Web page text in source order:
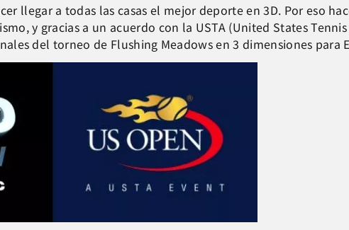
llegar a todas las casas el mejor deporte en 3D. Por eso
y gracias a un acuerdo con la USTA (United States
del torneo de Flushing Meadows en 3 dimensiones para